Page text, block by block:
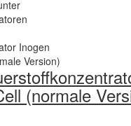
(normale